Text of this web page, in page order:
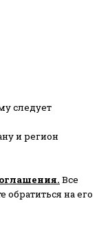
следует
и регион
я. Все
на его